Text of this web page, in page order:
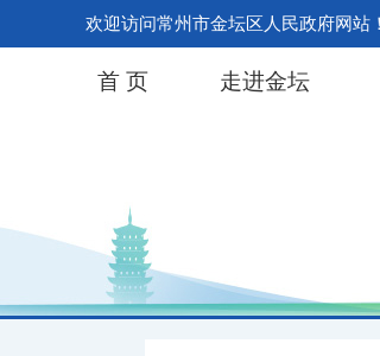
欢迎访问常州市金坛区人民政府网站！
首 页 走进金坛